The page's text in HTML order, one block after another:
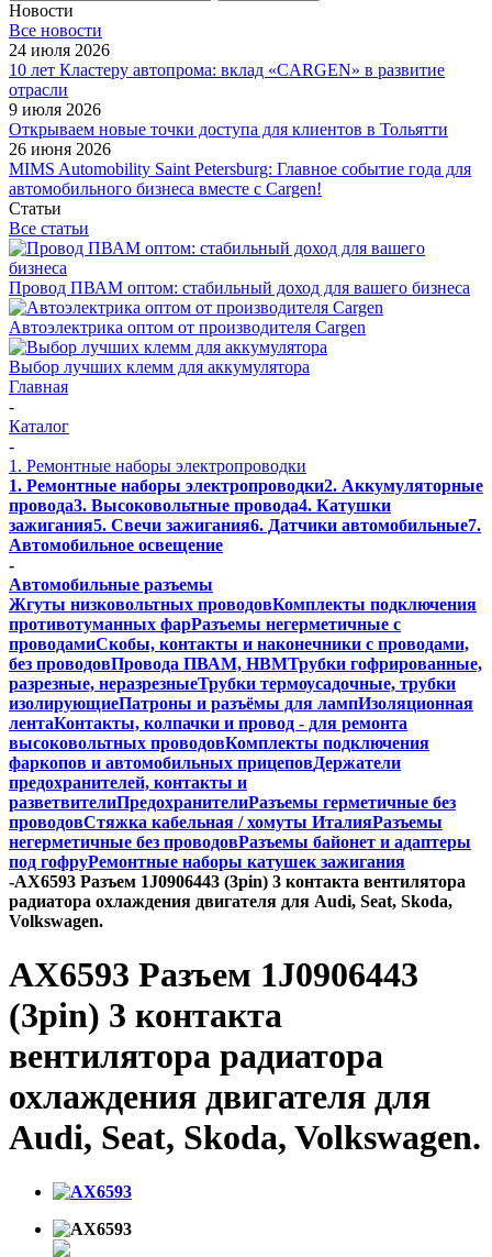
Новости
Все новости
24 июля 2026
10 лет Кластеру автопрома: вклад «CARGEN» в развитие
отрасли
9 июля 2026
Открываем новые точки доступа для клиентов в Тольятти
26 июня 2026
MIMS Automobility Saint Petersburg: Главное событие года для
автомобильного бизнеса вместе с Cargen!
Статьи
Все статьи
Провод ПВАМ оптом: стабильный доход для вашего бизнеса
Автоэлектрика оптом от производителя Cargen
Выбор лучших клемм для аккумулятора
Главная
-
Каталог
-
1. Ремонтные наборы электропроводки
1. Ремонтные наборы электропроводки2. Аккумуляторные
провода3. Высоковольтные провода4. Катушки
зажигания5. Свечи зажигания6. Датчики автомобильные7.
Автомобильное освещение
-
Автомобильные разъемы
Жгуты низковольтных проводовКомплекты подключения
противотуманных фарРазъемы негерметичные с
проводамиСкобы, контакты и наконечники с проводами,
без проводовПровода ПВАМ, НВМТрубки гофрированные,
разрезные, неразрезныеТрубки термоусадочные, трубки
изолирующиеПатроны и разъёмы для лампИзоляционная
лентаКонтакты, колпачки и провод - для ремонта
высоковольтных проводовКомплекты подключения
фаркопов и автомобильных прицеповДержатели
предохранителей, контакты и
разветвителиПредохранителиРазъемы герметичные без
проводовСтяжка кабельная / хомуты ИталияРазъемы
негерметичные без проводовРазъемы байонет и адаптеры
под гофруРемонтные наборы катушек зажигания
-AX6593 Разъем 1J0906443 (3pin) 3 контакта вентилятора
радиатора охлаждения двигателя для Audi, Seat, Skoda,
Volkswagen.
AX6593 Разъем 1J0906443
(3pin) 3 контакта
вентилятора радиатора
охлаждения двигателя для
Audi, Seat, Skoda, Volkswagen.